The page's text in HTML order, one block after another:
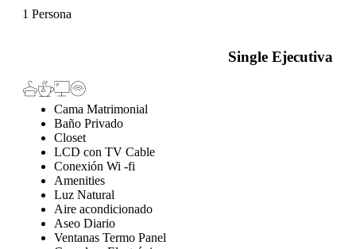
1 Persona
Single Ejecutiva
Cama Matrimonial
Baño Privado
Closet
LCD con TV Cable
Conexión Wi -fi
Amenities
Luz Natural
Aire acondicionado
Aseo Diario
Ventanas Termo Panel